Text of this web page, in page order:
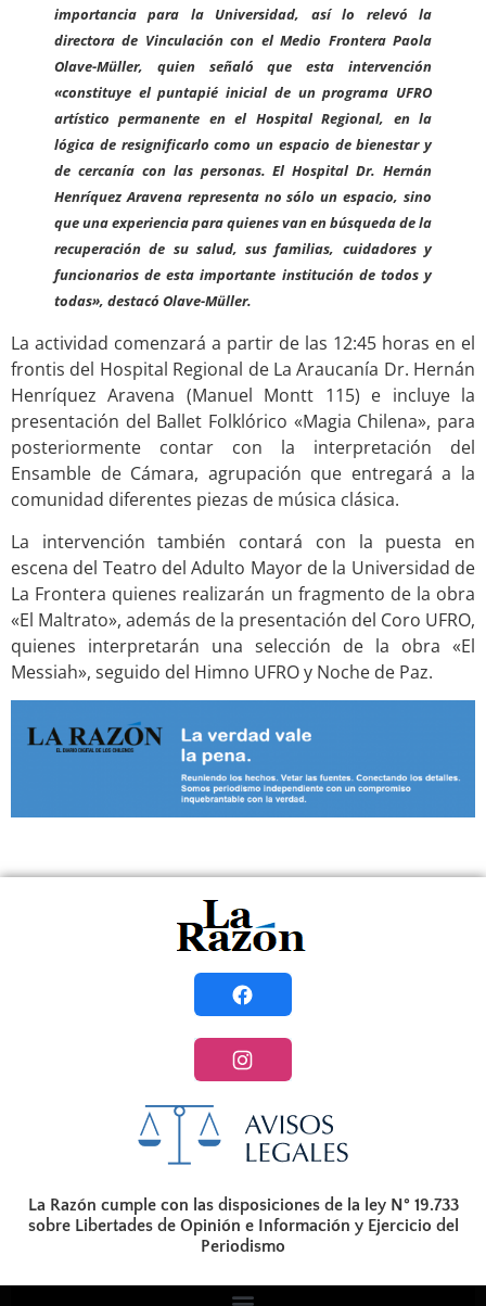
importancia para la Universidad, así lo relevó la
directora de Vinculación con el Medio Frontera Paola
Olave-Müller, quien señaló que esta intervención
«constituye el puntapié inicial de un programa UFRO
artístico permanente en el Hospital Regional, en la
lógica de resignificarlo como un espacio de bienestar y
de cercanía con las personas. El Hospital Dr. Hernán
Henríquez Aravena representa no sólo un espacio, sino
que una experiencia para quienes van en búsqueda de la
recuperación de su salud, sus familias, cuidadores y
funcionarios de esta importante institución de todos y
todas», destacó Olave-Müller.
La actividad comenzará a partir de las 12:45 horas en el
frontis del Hospital Regional de La Araucanía Dr. Hernán
Henríquez Aravena (Manuel Montt 115) e incluye la
presentación del Ballet Folklórico «Magia Chilena», para
posteriormente contar con la interpretación del
Ensamble de Cámara, agrupación que entregará a la
comunidad diferentes piezas de música clásica.
La intervención también contará con la puesta en
escena del Teatro del Adulto Mayor de la Universidad de
La Frontera quienes realizarán un fragmento de la obra
«El Maltrato», además de la presentación del Coro UFRO,
quienes interpretarán una selección de la obra «El
Messiah», seguido del Himno UFRO y Noche de Paz.
La Razón cumple con las disposiciones de la ley N° 19.733
sobre Libertades de Opinión e Información y Ejercicio del
Periodismo